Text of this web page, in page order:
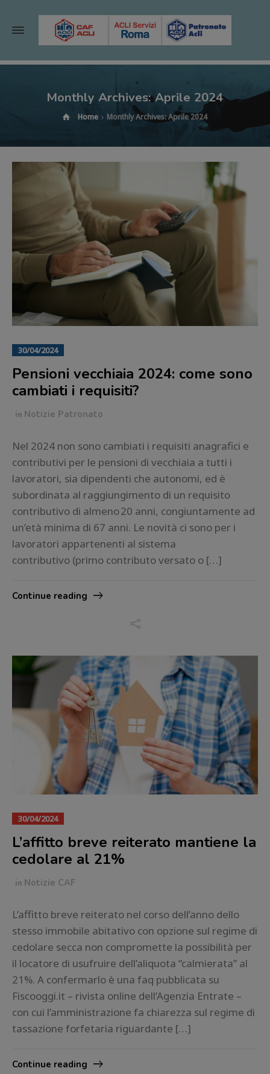
Monthly Archives: Aprile 2024
Home Monthly Archives: Aprile 2024
30/04/2024
Pensioni vecchiaia 2024: come sono
cambiati i requisiti?
in Notizie Patronato
Nel 2024 non sono cambiati i requisiti anagrafici e
contributivi per le pensioni di vecchiaia a tutti i
lavoratori, sia dipendenti che autonomi, ed è
subordinata al raggiungimento di un requisito
contributivo di almeno 20 anni, congiuntamente ad
un’età minima di 67 anni. Le novità ci sono per i
lavoratori appartenenti al sistema
contributivo (primo contributo versato o […]
Continue reading
30/04/2024
L’affitto breve reiterato mantiene la
cedolare al 21%
in Notizie CAF
L’affitto breve reiterato nel corso dell’anno dello
stesso immobile abitativo con opzione sul regime di
cedolare secca non compromette la possibilità per
il locatore di usufruire dell’aliquota “calmierata” al
21%. A confermarlo è una faq pubblicata su
Fiscooggi.it – rivista online dell’Agenzia Entrate –
con cui l’amministrazione fa chiarezza sul regime di
tassazione forfetaria riguardante […]
Continue reading